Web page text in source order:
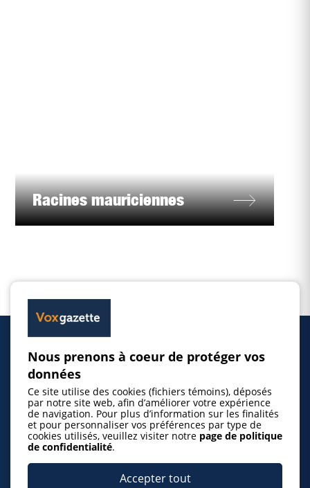
Racines mauriciennes
Inscrire un événement
© 2026 Gazette de la Mauricie. Tous droits
Nous prenons à coeur de protéger vos
données
Ce site utilise des cookies (fichiers témoins), déposés
par notre site web, afin d’améliorer votre expérience
de navigation. Pour plus d’information sur les finalités
et pour personnaliser vos préférences par type de
cookies utilisés, veuillez visiter notre page de politique
de confidentialité.
Accepter tout